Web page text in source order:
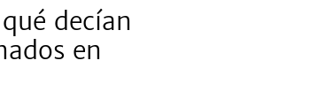
decían
en